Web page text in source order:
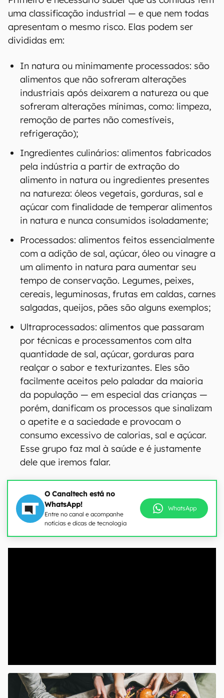
uma classificação industrial — e que nem todas
apresentam o mesmo risco. Elas podem ser
divididas em:
In natura ou minimamente processados: são
alimentos que não sofreram alterações
industriais após deixarem a natureza ou que
sofreram alterações mínimas, como: limpeza,
remoção de partes não comestíveis,
refrigeração);
Ingredientes culinários: alimentos fabricados
pela indústria a partir de extração do
alimento in natura ou ingredientes presentes
na natureza: óleos vegetais, gorduras, sal e
açúcar com finalidade de temperar alimentos
in natura e nunca consumidos isoladamente;
Processados: alimentos feitos essencialmente
com a adição de sal, açúcar, óleo ou vinagre a
um alimento in natura para aumentar seu
tempo de conservação. Legumes, peixes,
cereais, leguminosas, frutas em caldas, carnes
salgadas, queijos, pães são alguns exemplos;
Ultraprocessados: alimentos que passaram
por técnicas e processamentos com alta
quantidade de sal, açúcar, gorduras para
realçar o sabor e texturizantes. Eles são
facilmente aceitos pelo paladar da maioria
da população — em especial das crianças —
porém, danificam os processos que sinalizam
o apetite e a saciedade e provocam o
consumo excessivo de calorias, sal e açúcar.
Esse grupo faz mal à saúde e é justamente
dele que iremos falar.
O Canaltech está no
WhatsApp!
Entre no canal e acompanhe
notícias e dicas de tecnologia
WhatsApp